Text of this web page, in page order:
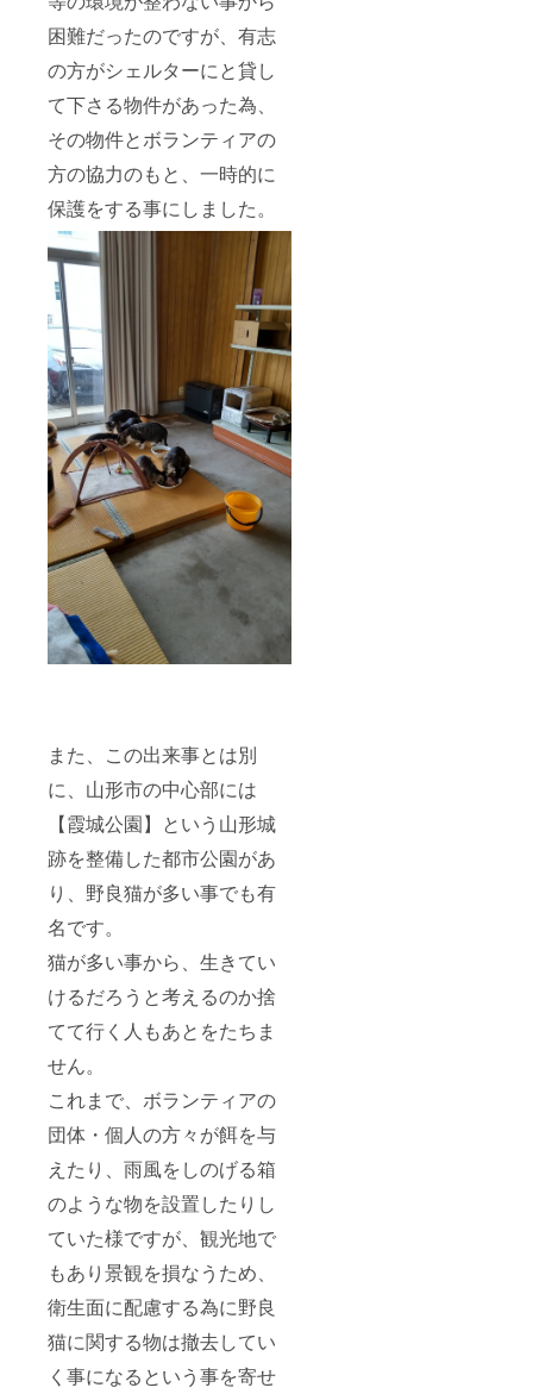
困難だったのですが、有志
の方がシェルターにと貸し
て下さる物件があった為、
その物件とボランティアの
方の協力のもと、一時的に
保護をする事にしました。
また、この出来事とは別
に、山形市の中心部には
【霞城公園】という山形城
跡を整備した都市公園があ
り、野良猫が多い事でも有
名です。
猫が多い事から、生きてい
けるだろうと考えるのか捨
てて行く人もあとをたちま
せん。
これまで、ボランティアの
団体・個人の方々が餌を与
えたり、雨風をしのげる箱
のような物を設置したりし
ていた様ですが、観光地で
もあり景観を損なうため、
衛生面に配慮する為に野良
猫に関する物は撤去してい
く事になるという事を寄せ